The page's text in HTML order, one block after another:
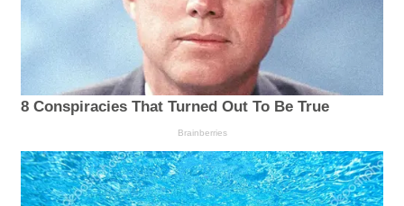
8 Conspiracies That Turned Out To Be True
Brainberries